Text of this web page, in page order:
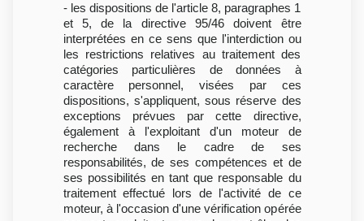
- les dispositions de l'article 8, paragraphes 1
et 5, de la directive 95/46 doivent être
interprétées en ce sens que l'interdiction ou
les restrictions relatives au traitement des
catégories particulières de données à
caractère personnel, visées par ces
dispositions, s'appliquent, sous réserve des
exceptions prévues par cette directive,
également à l'exploitant d'un moteur de
recherche dans le cadre de ses
responsabilités, de ses compétences et de
ses possibilités en tant que responsable du
traitement effectué lors de l'activité de ce
moteur, à l'occasion d'une vérification opérée